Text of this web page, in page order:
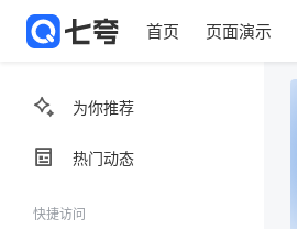
首页 页面演示
为你推荐
热门动态
快捷访问